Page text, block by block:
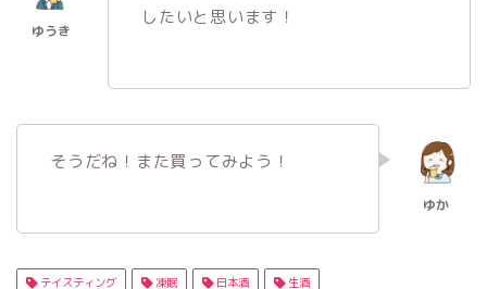
したいと思います！
そうだね！また買ってみよう！
テイスティング 凍眠 日本酒 生酒